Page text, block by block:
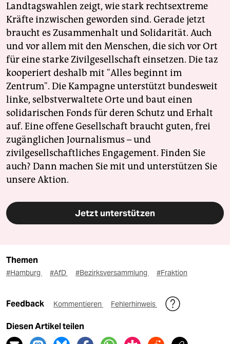
Reorganisation.
In Schleswig-Holstein ist die AfD seit 2022 nicht im
Landtag vertreten , dort gibt es Streit um verbliebene
Ressourcen und die strategische Ausrichtung für
2027. Ein aktuelles Beispiel ist Kevin Dorow, Beisitzer
im Landesvorstand und in der Jugendorganisation
„Generation Deutschland“. Er geriet wegen der
Verwendung einer auch von der Hitlerjugend
genutzten Parole in die Kritik; der Bundesvorstand
leitete ein Ausschlussverfahren ein, zog es im März
aber zurück.Im Gegenzug legte Dorow alle
Parteiämter nieder und akzeptierte eine zweijährige
Ämtersperre.
Landtagswahlen zeigt, wie stark rechtsextreme
Kräfte inzwischen geworden sind. Gerade jetzt
braucht es Zusammenhalt und Solidarität. Auch
und vor allem mit den Menschen, die sich vor Ort
für eine starke Zivilgesellschaft einsetzen. Die taz
kooperiert deshalb mit "Alles beginnt im
Zentrum". Die Kampagne unterstützt bundesweit
linke, selbstverwaltete Orte und baut einen
solidarischen Fonds für deren Schutz und Erhalt
auf. Eine offene Gesellschaft braucht guten, frei
zugänglichen Journalismus – und
zivilgesellschaftliches Engagement. Finden Sie
auch? Dann machen Sie mit und unterstützen Sie
unsere Aktion.
Jetzt unterstützen
Themen
#Hamburg #AfD #Bezirksversammlung #Fraktion
Feedback Kommentieren Fehlerhinweis
Diesen Artikel teilen